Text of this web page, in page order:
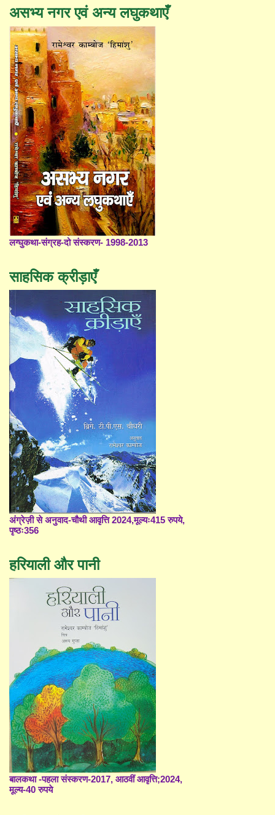
असभ्य नगर एवं अन्य लघुकथाएँ
लग्घुकथा-संग्रह-दो संस्करण- 1998-2013
साहसिक क्रीड़ाएँ
अंग्रेज़ी से अनुवाद-चौथी आवृत्ति 2024,मूल्यः415 रुपये,
पृष्ठः356
हरियाली और पानी
बालकथा -पहला संस्करण-2017, आठवीं आवृत्ति;2024,
मूल्य-40 रुपये